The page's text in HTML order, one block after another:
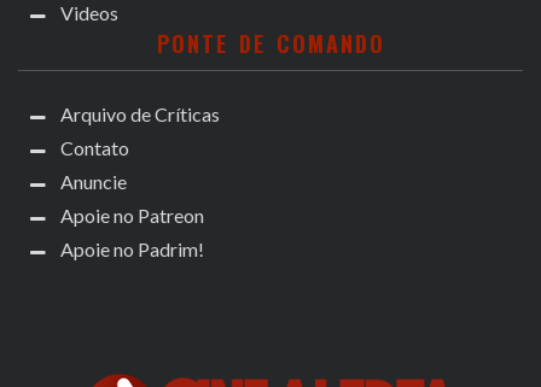
Videos
PONTE DE COMANDO
Arquivo de Críticas
Contato
Anuncie
Apoie no Patreon
Apoie no Padrim!